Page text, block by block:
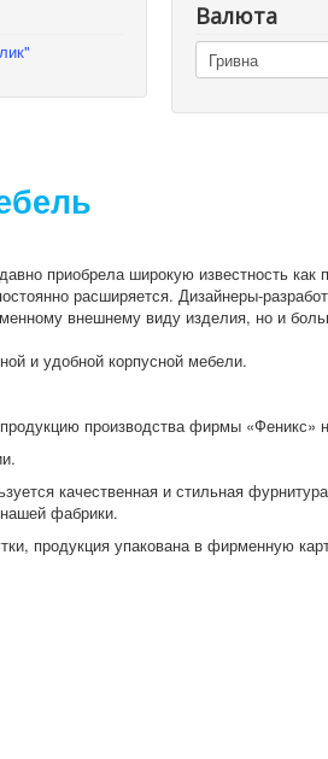
Валюта
приобрела широкую известность как
расширяется. Дизайнеры-
внешнему виду изделия, но и
и удобной корпусной мебели.
производства фирмы «Феникс»
качественная и стильная
фабрики.
продукция упакована в фирменную